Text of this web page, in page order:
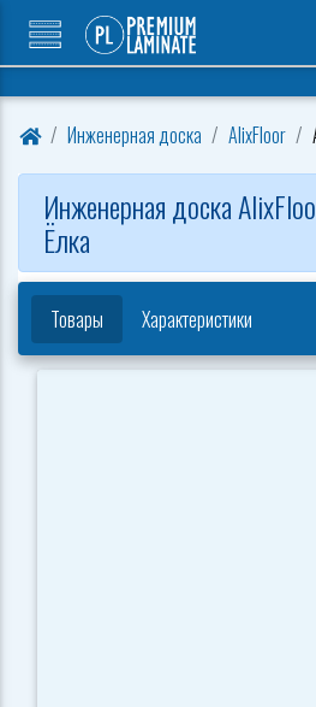
Инженерная доска AlixFloor
Инженерная доска
Ёлка
Товары Характеристики